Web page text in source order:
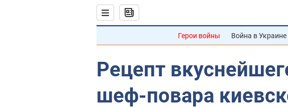
Герои войны Война в Украине
Рецепт
шеф-повара